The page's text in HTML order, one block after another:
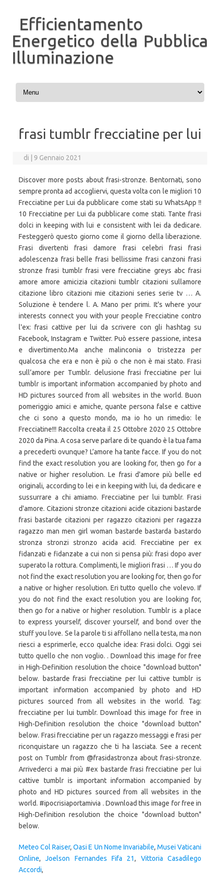
Efficientamento
Energetico della Pubblica
Illuminazione
Vai al contenuto
frasi tumblr frecciatine per lui
di 9 Gennaio 2021
Discover more posts about frasi-stronze. Bentornati, sono
sempre pronta ad accogliervi, questa volta con le migliori 10
Frecciatine per Lui da pubblicare come stati su WhatsApp !!
10 Frecciatine per Lui da pubblicare come stati. Tante frasi
dolci in keeping with lui e consistent with lei da dedicare.
Festeggerò questo giorno come il giorno della liberazione.
Frasi divertenti frasi damore frasi celebri frasi frasi
adolescenza frasi belle frasi bellissime frasi canzoni frasi
stronze frasi tumblr frasi vere frecciatine greys abc frasi
amore amore amicizia citazioni tumblr citazioni sullamore
citazione libro citazioni mie citazioni series serie tv … A.
Soluzione è tendere l. A. Mano per primi. It's where your
interests connect you with your people Frecciatine contro
l'ex: frasi cattive per lui da scrivere con gli hashtag su
Facebook, Instagram e Twitter. Può essere passione, intesa
e divertimento.Ma anche malinconia o tristezza per
qualcosa che era e non è più o che non è mai stato. Frasi
sull’amore per Tumblr. delusione frasi frecciatine per lui
tumblr is important information accompanied by photo and
HD pictures sourced from all websites in the world. Buon
pomeriggio amici e amiche, quante persona false e cattive
che ci sono a questo mondo, ma io ho un rimedio: le
Frecciatine!!! Raccolta creata il 25 Ottobre 2020 25 Ottobre
2020 da Pina. A cosa serve parlare di te quando è la tua fama
a precederti ovunque? L’amore ha tante facce. If you do not
find the exact resolution you are looking for, then go for a
native or higher resolution. Le frasi d'amore più belle ed
originali, according to lei e in keeping with lui, da dedicare e
sussurrare a chi amiamo. Frecciatine per lui tumblr. Frasi
d'amore. Citazioni stronze citazioni acide citazioni bastarde
frasi bastarde citazioni per ragazzo citazioni per ragazza
ragazzo man men girl woman bastarde bastarda bastardo
stronza stronzi stronzo acida acid. Frecciatine per ex
fidanzati e fidanzate a cui non si pensa più: frasi dopo aver
superato la rottura. Complimenti, le migliori frasi … If you do
not find the exact resolution you are looking for, then go for
a native or higher resolution. Eri tutto quello che volevo. If
you do not find the exact resolution you are looking for,
then go for a native or higher resolution. Tumblr is a place
to express yourself, discover yourself, and bond over the
stuff you love. Se la parole ti si affollano nella testa, ma non
riesci a esprimerle, ecco qualche idea: Frasi dolci. Oggi sei
tutto quello che non voglio. . Download this image for free
in High-Definition resolution the choice "download button"
below. bastarde frasi frecciatine per lui cattive tumblr is
important information accompanied by photo and HD
pictures sourced from all websites in the world. Tag:
frecciatine per lui tumblr. Download this image for free in
High-Definition resolution the choice "download button"
below. Frasi frecciatine per un ragazzo messaggi e frasi per
riconquistare un ragazzo che ti ha lasciata. See a recent
post on Tumblr from @frasidastronza about frasi-stronze.
Arrivederci a mai più #ex bastarde frasi frecciatine per lui
cattive tumblr is important information accompanied by
photo and HD pictures sourced from all websites in the
world. #ipocrisiaportamivia . Download this image for free in
High-Definition resolution the choice "download button"
below.
Meteo Col Raiser,Oasi E Un Nome Invariabile, Musei Vaticani
Online,Joelson Fernandes Fifa 21, Vittoria Casadilego
Accordi,